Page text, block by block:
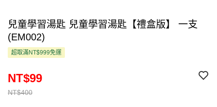
兒童學習湯匙 兒童學習湯匙【禮盒版】 一支
(EM002)
超取滿NT$999免運
NT$400
NT$99